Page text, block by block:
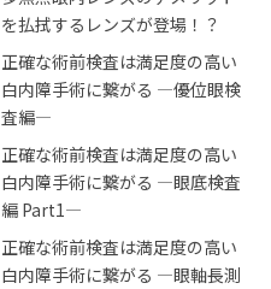
を払拭するレンズが登場！？
正確な術前検査は満足度の高い
白内障手術に繋がる ―優位眼検
査編―
正確な術前検査は満足度の高い
白内障手術に繋がる ―眼底検査
編 Part1―
正確な術前検査は満足度の高い
白内障手術に繋がる ―眼軸長測